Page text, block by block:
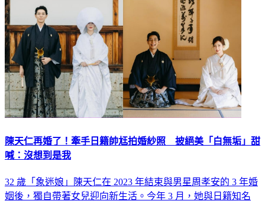
陳天仁再婚了！牽手日籍帥尪拍婚紗照 披絕美「白無垢」甜
喊：沒想到是我
32 歲「象迷娘」陳天仁在 2023 年結束與男星周孝安的 3 年婚
姻後，獨自帶著女兒迎向新生活。今年 3 月，她與日籍知名